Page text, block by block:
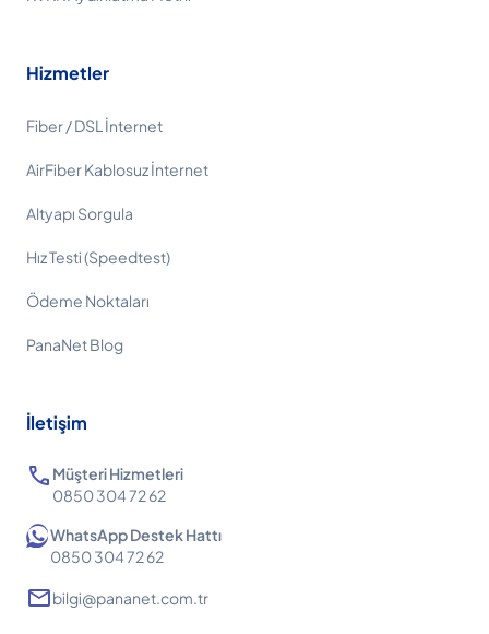
Hizmetler
Fiber / DSL İnternet
AirFiber Kablosuz İnternet
Altyapı Sorgula
Hız Testi (Speedtest)
Ödeme Noktaları
PanaNet Blog
İletişim
call Müşteri Hizmetleri
0850 304 72 62
WhatsApp Destek Hattı
0850 304 72 62
mailbilgi@pananet.com.tr